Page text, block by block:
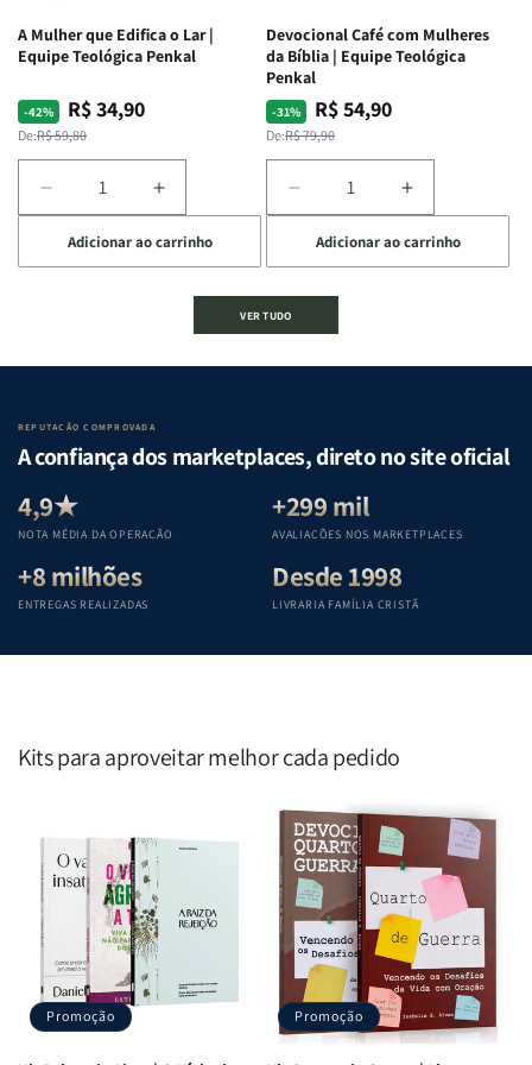
|
Charles
|
Charles
A Mulher que Edifica o Lar |
Equipe Teológica Penkal
-42%
Preço
normal
De:R$ 59,80
Preço
promocional
R$ 34,90
Diminuir
a
quantidade
de
Edifica
Lar
|
Equipe
Teológica
Penkal
Aumentar
a
quantidade
de
Edifica
|
Equipe
Penkal
Adicionar ao carrinho
Devocional Café com Mulheres
da Bíblia | Equipe Teológica
Penkal
-31%
Preço
normal
De:R$ 79,90
Preço
promocional
R$ 54,90
Diminuir
a
quantidade
de
Devocional
Mulheres
|
Equipe
Teológica
Penkal
Aumentar
a
quantidade
de
Mulheres
Equipe
Adicionar ao carrinho
VER TUDO
REPUTAÇÃO COMPROVADA
A confiança dos marketplaces, direto no site oficial
4,9★
NOTA MÉDIA DA OPERAÇÃO
+299 mil
AVALIAÇÕES NOS MARKETPLACES
+8 milhões
ENTREGAS REALIZADAS
Desde 1998
LIVRARIA FAMÍLIA CRISTÃ
Kits para aproveitar melhor cada pedido
Promoção Promoção